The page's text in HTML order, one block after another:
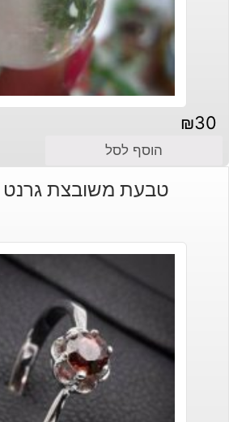
₪30
הוסף לסל
טבעת משובצת גרנט